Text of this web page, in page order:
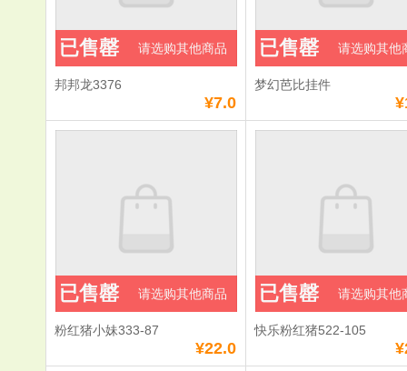
邦邦龙3376
¥7.0
已售罄 请选购其他商品
梦幻芭比挂件
已售罄 请选购其他
粉红猪小妹333-87
¥22.0
已售罄 请选购其他商品
快乐粉红猪522-105
已售罄 请选购其他